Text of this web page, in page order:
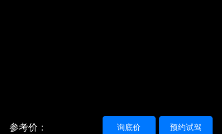
参考价： 预约试驾
询底价